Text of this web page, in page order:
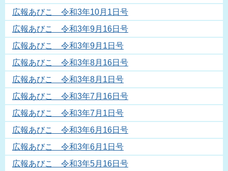
広報あびこ 令和3年10月1日号
広報あびこ 令和3年9月16日号
広報あびこ 令和3年9月1日号
広報あびこ 令和3年8月16日号
広報あびこ 令和3年8月1日号
広報あびこ 令和3年7月16日号
広報あびこ 令和3年7月1日号
広報あびこ 令和3年6月16日号
広報あびこ 令和3年6月1日号
広報あびこ 令和3年5月16日号